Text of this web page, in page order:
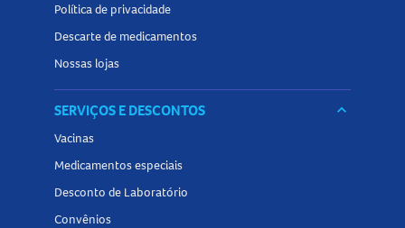
Política de privacidade
Descarte de medicamentos
Nossas lojas
SERVIÇOS E DESCONTOS keyboard_arrow_down
Vacinas
Medicamentos especiais
Desconto de Laboratório
Convênios